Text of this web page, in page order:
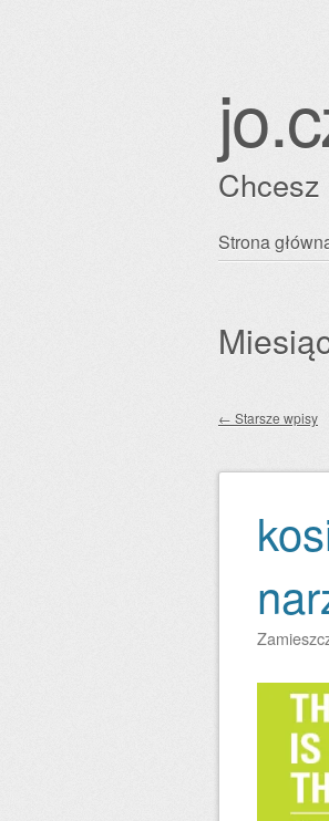
Przejdź
Strona
← Starsze wpisy